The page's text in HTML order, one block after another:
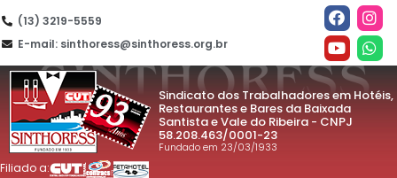
(13) 3219-5559
E-mail: sinthoress@sinthoress.org.br
Sindicato dos Trabalhadores em Hotéis,
Restaurantes e Bares da Baixada
Santista e Vale do Ribeira - CNPJ
58.208.463/0001-23
Fundado em 23/03/1933
Filiado a: